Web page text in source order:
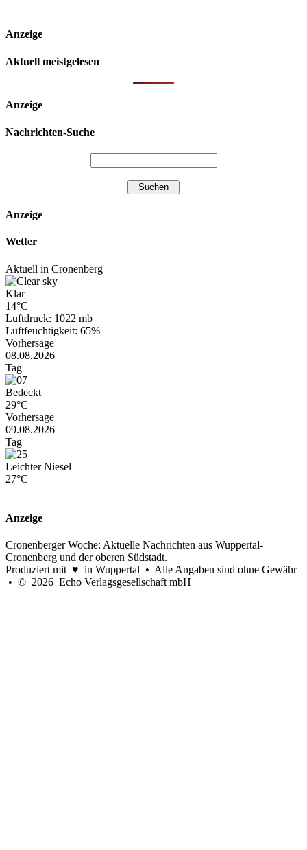
Anzeige
Aktuell meistgelesen
Anzeige
Nachrichten-Suche
Anzeige
Wetter
Aktuell in Cronenberg
Klar
14°C
Luftdruck: 1022 mb
Luftfeuchtigkeit: 65%
Vorhersage
08.08.2026
Tag
Bedeckt
29°C
Vorhersage
09.08.2026
Tag
Leichter Niesel
27°C
Anzeige
Cronenberger Woche: Aktuelle Nachrichten aus Wuppertal-
Cronenberg und der oberen Südstadt.
Produziert mit ♥ in Wuppertal • Alle Angaben sind ohne Gewähr
• © 2026 Echo Verlagsgesellschaft mbH